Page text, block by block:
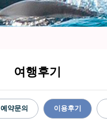
여행후기
예약문의 이용후기